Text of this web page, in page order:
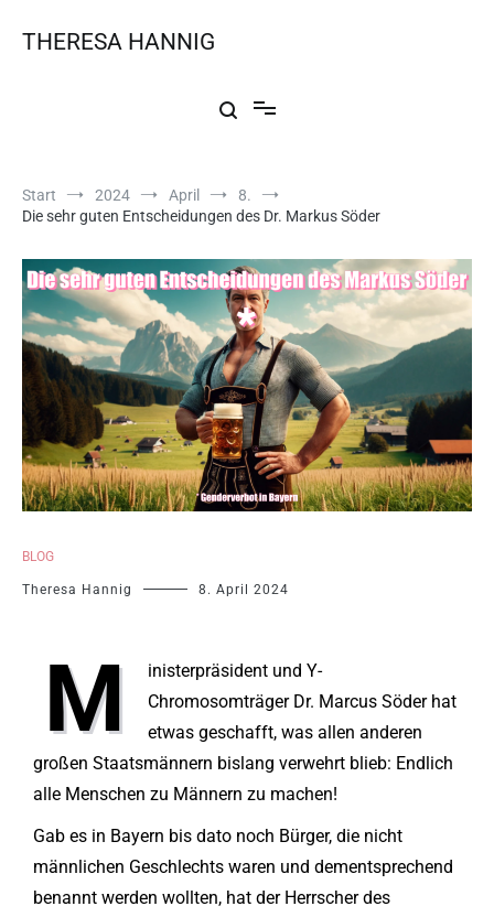
THERESA HANNIG
Start 2024 April
8.
Die sehr guten Entscheidungen des Dr. Markus Söder
BLOG
Theresa Hannig 8. April 2024
M
inisterpräsident und Y-
Chromosomträger Dr. Marcus Söder hat
etwas geschafft, was allen anderen
großen Staatsmännern bislang verwehrt blieb: Endlich
alle Menschen zu Männern zu machen!
Gab es in Bayern bis dato noch Bürger, die nicht
männlichen Geschlechts waren und dementsprechend
benannt werden wollten, hat der Herrscher des